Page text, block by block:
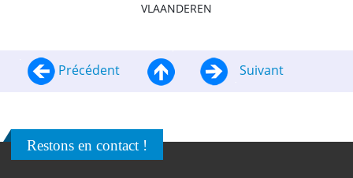
VLAANDEREN
Précédent Suivant
Restons en contact !